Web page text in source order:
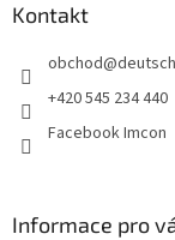
Kontakt
obchod@
+420 545 234 440
Facebook Imcon
Informace pro